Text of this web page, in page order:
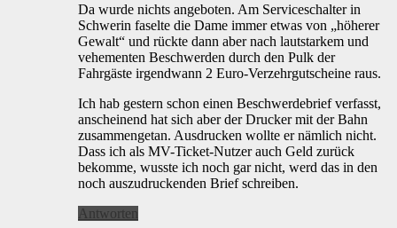
Da wurde nichts angeboten. Am Serviceschalter in
Schwerin faselte die Dame immer etwas von „höherer
Gewalt“ und rückte dann aber nach lautstarkem und
vehementen Beschwerden durch den Pulk der
Fahrgäste irgendwann 2 Euro-Verzehrgutscheine raus.
Ich hab gestern schon einen Beschwerdebrief verfasst,
anscheinend hat sich aber der Drucker mit der Bahn
zusammengetan. Ausdrucken wollte er nämlich nicht.
Dass ich als MV-Ticket-Nutzer auch Geld zurück
bekomme, wusste ich noch gar nicht, werd das in den
noch auszudruckenden Brief schreiben.
Antworten